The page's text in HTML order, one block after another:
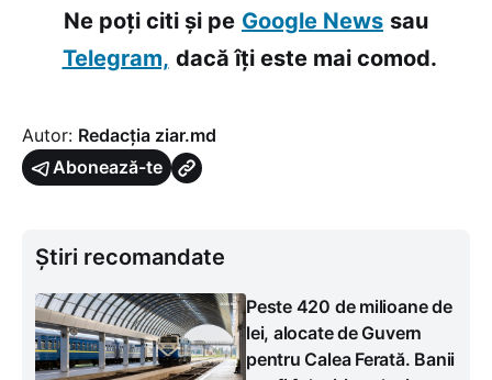
Ne poți citi și pe Google News sau
Telegram, dacă îți este mai comod.
Autor: Redacția ziar.md
Abonează-te
Știri recomandate
Peste 420 de milioane de
lei, alocate de Guvern
pentru Calea Ferată. Banii